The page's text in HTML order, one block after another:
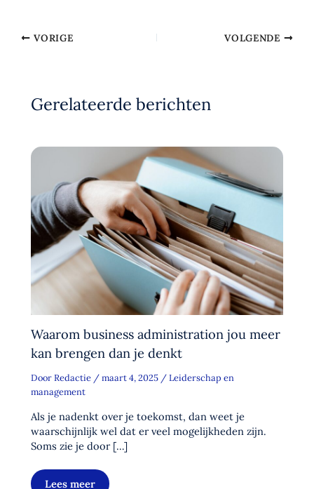
VORIGE VOLGENDE
Gerelateerde berichten
Waarom business administration jou meer
kan brengen dan je denkt
Door Redactie /maart 4, 2025 /Leiderschap en
management
Als je nadenkt over je toekomst, dan weet je
waarschijnlijk wel dat er veel mogelijkheden zijn.
Soms zie je door […]
Lees meer